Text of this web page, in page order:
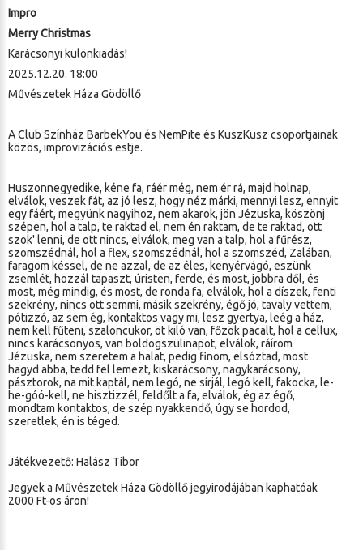
Impro
Merry Christmas
Karácsonyi különkiadás!
2025.12.20. 18:00
Művészetek Háza Gödöllő
A Club Színház BarbekYou és NemPite és KuszKusz csoportjainak
közös, improvizációs estje.
Huszonnegyedike, kéne fa, ráér még, nem ér rá, majd holnap,
elválok, veszek fát, az jó lesz, hogy néz márki, mennyi lesz, ennyit
egy fáért, megyünk nagyihoz, nem akarok, jön Jézuska, köszönj
szépen, hol a talp, te raktad el, nem én raktam, de te raktad, ott
szok' lenni, de ott nincs, elválok, meg van a talp, hol a fűrész,
szomszédnál, hol a flex, szomszédnál, hol a szomszéd, Zalában,
faragom késsel, de ne azzal, de az éles, kenyérvágó, eszünk
zsemlét, hozzál tapaszt, úristen, ferde, és most, jobbra dől, és
most, még mindig, és most, de ronda fa, elválok, hol a díszek, fenti
szekrény, nincs ott semmi, másik szekrény, égő jó, tavaly vettem,
pótizzó, az sem ég, kontaktos vagy mi, lesz gyertya, leég a ház,
nem kell fűteni, szaloncukor, öt kiló van, főzök pacalt, hol a cellux,
nincs karácsonyos, van boldogszülinapot, elválok, ráírom
Jézuska, nem szeretem a halat, pedig finom, elsóztad, most
hagyd abba, tedd fel lemezt, kiskarácsony, nagykarácsony,
pásztorok, na mit kaptál, nem legó, ne sírjál, legó kell, fakocka, le-
he-góó-kell, ne hisztizzél, feldőlt a fa, elválok, ég az égő,
mondtam kontaktos, de szép nyakkendő, úgy se hordod,
szeretlek, én is téged.
Játékvezető: Halász Tibor
Jegyek a Művészetek Háza Gödöllő jegyirodájában kaphatóak
2000 Ft-os áron!